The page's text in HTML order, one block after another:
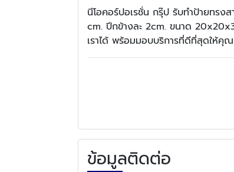
นีโอคอร์ปอเรชั่น กรุ๊ป รับทำป้ายทรง
cm. ปีกข้างละ 2cm. ขนาด
เราได้ พร้อมมอบบริการที่ดีที่สุดให้คุณ
ข้อมูลติดต่อ